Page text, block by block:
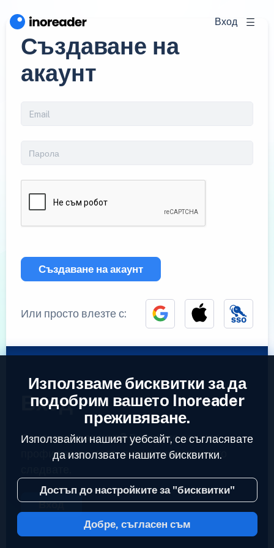
Вход
Създаване на
акаунт
Създаване на акаунт
Или просто влезте с:
Вход
Вече имате акаунт?Въведете вашият
профил за да достъпите емисиите които
Вход
2023 © Inoreader
Използваме бисквитки за да
подобрим вашето Inoreader
преживяване.
Използвайки нашият уебсайт, се съгласявате
да използвате нашите бисквитки.
Достъп до настройките за "бисквитки"
Добре, съгласен съм